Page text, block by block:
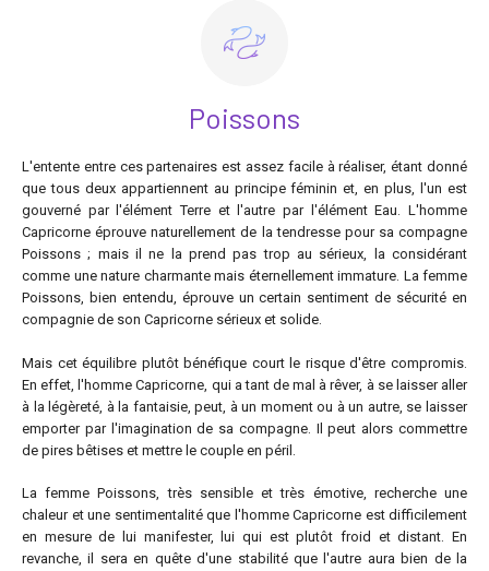
Poissons
L'entente entre ces partenaires est assez facile à réaliser, étant donné
que tous deux appartiennent au principe féminin et, en plus, l'un est
gouverné par l'élément Terre et l'autre par l'élément Eau. L'homme
Capricorne éprouve naturellement de la tendresse pour sa compagne
Poissons ; mais il ne la prend pas trop au sérieux, la considérant
comme une nature charmante mais éternellement immature. La femme
Poissons, bien entendu, éprouve un certain sentiment de sécurité en
compagnie de son Capricorne sérieux et solide.
Mais cet équilibre plutôt bénéfique court le risque d'être compromis.
En effet, l'homme Capricorne, qui a tant de mal à rêver, à se laisser aller
à la légèreté, à la fantaisie, peut, à un moment ou à un autre, se laisser
emporter par l'imagination de sa compagne. Il peut alors commettre
de pires bêtises et mettre le couple en péril.
La femme Poissons, très sensible et très émotive, recherche une
chaleur et une sentimentalité que l'homme Capricorne est difficilement
en mesure de lui manifester, lui qui est plutôt froid et distant. En
revanche, il sera en quête d'une stabilité que l'autre aura bien de la